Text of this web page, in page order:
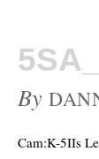
By
Cam:K-5IIs